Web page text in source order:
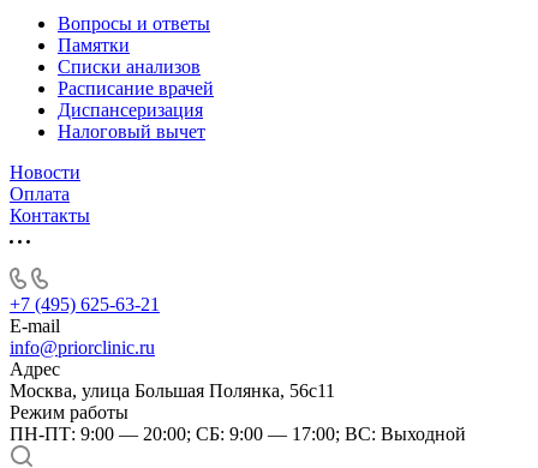
Вопросы и ответы
Памятки
Списки анализов
Расписание врачей
Диспансеризация
Налоговый вычет
Новости
Оплата
Контакты
+7 (495) 625-63-21
E-mail
info@priorclinic.ru
Адрес
Москва, улица Большая Полянка, 56с11
Режим работы
ПН-ПТ: 9:00 — 20:00; СБ: 9:00 — 17:00; ВС: Выходной